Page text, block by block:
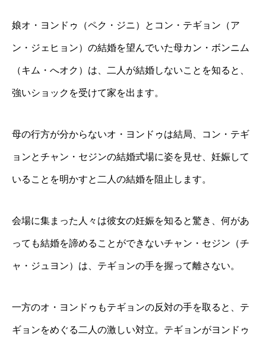
娘オ・ヨンドゥ（ペク・ジニ）とコン・テギョン（ア
ン・ジェヒョン）の結婚を望んでいた母カン・ボンニム
（キム・へオク）は、二人が結婚しないことを知ると、
強いショックを受けて家を出ます。
母の行方が分からないオ・ヨンドゥは結局、コン・テギ
ョンとチャン・セジンの結婚式場に姿を見せ、妊娠して
いることを明かすと二人の結婚を阻止します。
会場に集まった人々は彼女の妊娠を知ると驚き、何があ
っても結婚を諦めることができないチャン・セジン（チ
ャ・ジュヨン）は、テギョンの手を握って離さない。
一方のオ・ヨンドゥもテギョンの反対の手を取ると、テ
ギョンをめぐる二人の激しい対立。テギョンがヨンドゥ